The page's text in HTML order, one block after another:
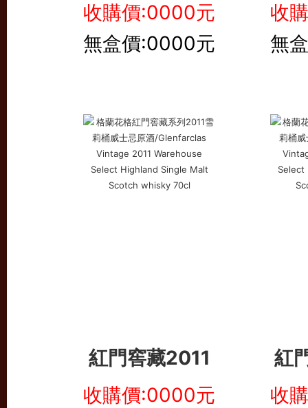
收購價:0000元
無盒價:0000元
收
無
紅門窖藏2011
紅
收購價:0000元
收